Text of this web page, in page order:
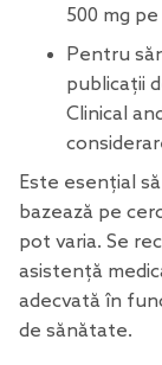
500 mg pe
Pentru
publicații
Clinical
Este esențial
bazează pe
pot varia. Se
asistență
adecvată în
de sănătate.